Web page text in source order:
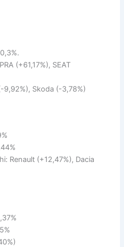
(+61,17%), SEAT
9,92%), Skoda (-3,78%)
Renault (+12,47%), Dacia